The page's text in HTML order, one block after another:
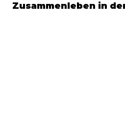
Zusammenleben in